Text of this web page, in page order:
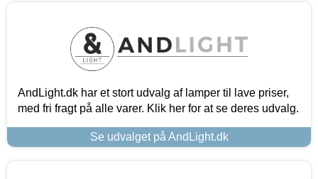
AndLight.dk har et stort udvalg af lamper til lave priser,
med fri fragt på alle varer. Klik her for at se deres udvalg.
Se udvalget på AndLight.dk